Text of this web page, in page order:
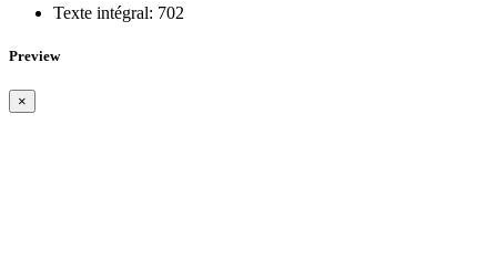
Texte intégral: 702
Preview
×